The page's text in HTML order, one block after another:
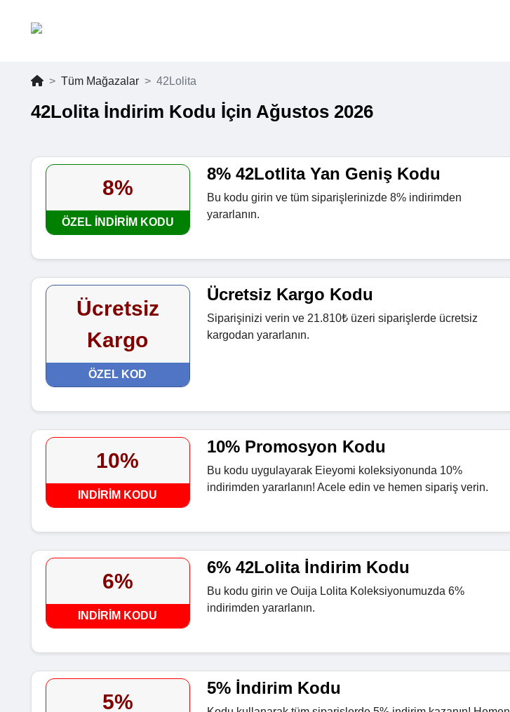
Tüm Mağazalar 42Lolita
42Lolita İndirim Kodu İçin Ağustos 2026
8%
ÖZEL INDIRIM KODU
8% 42Lotlita Yan Geniş Kodu
Bu kodu girin ve tüm siparişlerinizde 8% indirimden
yararlanın.
Ücretsiz
Kargo
ÖZEL KOD
Ücretsiz Kargo Kodu
Siparişinizi verin ve 21.810₺ üzeri siparişlerde ücretsiz
kargodan yararlanın.
10%
INDIRIM KODU
10% Promosyon Kodu
Bu kodu uygulayarak Eieyomi koleksiyonunda 10%
indirimden yararlanın! Acele edin ve hemen sipariş verin.
6%
INDIRIM KODU
6% 42Lolita İndirim Kodu
Bu kodu girin ve Ouija Lolita Koleksiyonumuzda 6%
indirimden yararlanın.
5%
5% İndirim Kodu